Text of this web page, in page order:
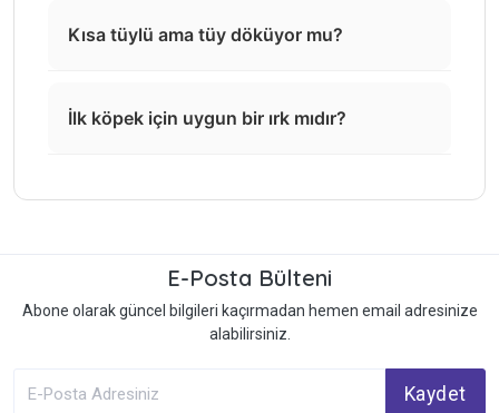
Kısa tüylü ama tüy döküyor mu?
İlk köpek için uygun bir ırk mıdır?
E-Posta Bülteni
Abone olarak güncel bilgileri kaçırmadan hemen email adresinize
alabilirsiniz.
Kaydet